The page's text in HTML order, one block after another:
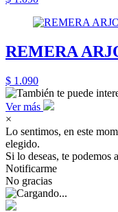
REMERA
$ 1.090
Ver más
×
Lo sentimos, en este
elegido.
Si lo deseas, te podemos
Notificarme
No gracias